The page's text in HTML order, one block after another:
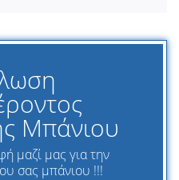
Μπάνιου
μαζί μας για την
σας μπάνιου !!!